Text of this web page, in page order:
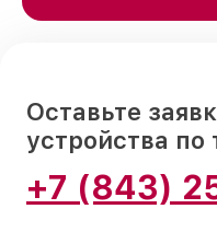
Оставьте
устройства по
+7 (843)